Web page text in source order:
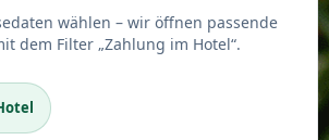
wählen – wir öffnen passende
dem Filter „Zahlung im Hotel“.